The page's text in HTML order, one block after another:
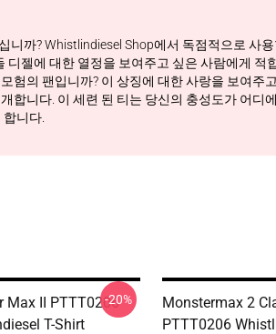
까? Whistlindiesel Shop에서 독점적으로 사
젤에 대한 열정을 보여주고 싶은 사람에게
의 팬입니까? 이 상징에 대한 사랑을 보여
합니다. 이 세련 된 티는 당신의 충성도가 어
니다.
Max II PTTT0206
T-Shirt
-20%
Monstermax 2
PTTT0206